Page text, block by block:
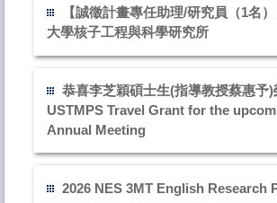
【誠徵計畫專任助理/研究員（1名
大學核子工程與科學研究所
恭喜李芝穎碩士生(指導教授蔡惠予)
USTMPS Travel Grant for the
Annual Meeting
2026 NES 3MT English Research